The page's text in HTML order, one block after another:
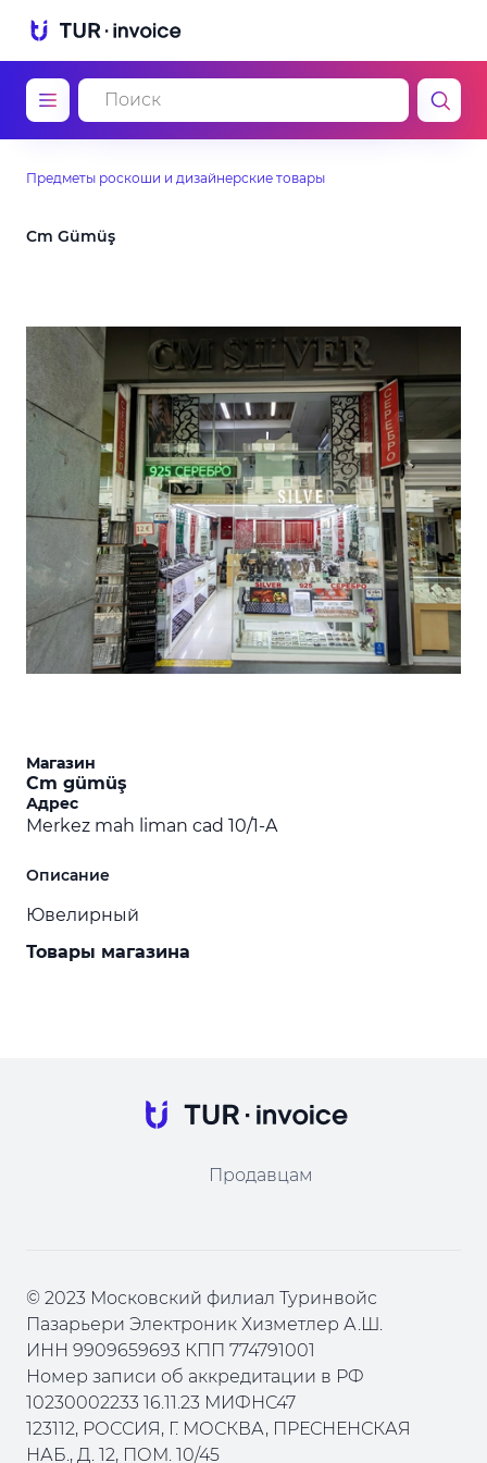
Предметы роскоши и дизайнерские товары
Cm Gümüş
Магазин
Cm gümüş
Адрес
Merkez mah liman cad 10/1-A
Описание
Ювелирный
Товары магазина
Продавцам
© 2023 Московский филиал Туринвойс
Пазарьери Электроник Хизметлер А.Ш.
ИНН 9909659693 КПП 774791001
Номер записи об аккредитации в РФ
10230002233 16.11.23 МИФНС47
123112, РОССИЯ, Г. МОСКВА, ПРЕСНЕНСКАЯ
НАБ., Д. 12, ПОМ. 10/45